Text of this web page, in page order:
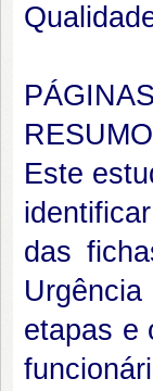
Este
das
etapas e